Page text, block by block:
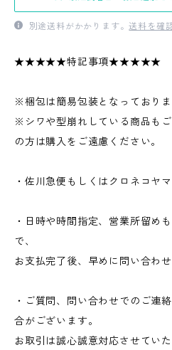
別途送料がかかります。送料を確
★★★★★特記事項★★★★★
※梱包は簡易包装となっておりま
※シワや型崩れしている商品も
の方は購入をご遠慮ください。
・佐川急便もしくはクロネコヤ
・日時や時間指定、営業所留め
で、
お支払完了後、早めに問い合わ
・ご質問、問い合わせでのご連
合がございます。
お取引は誠心誠意対応させてい